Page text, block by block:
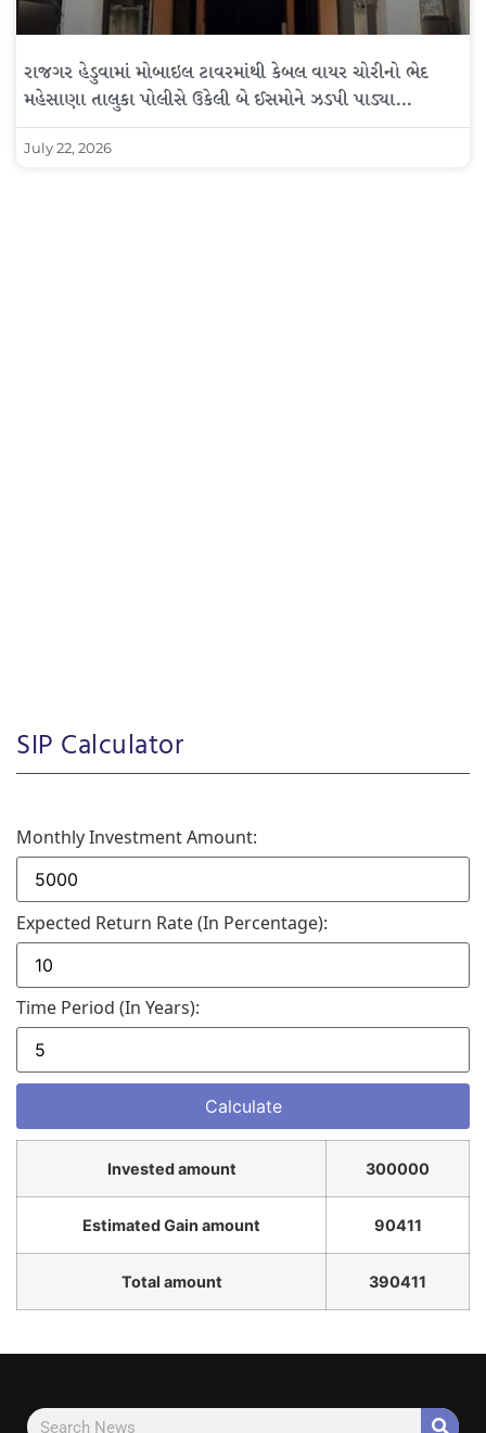
રાજગર હેડુવામાં મોબાઇલ ટાવરમાંથી કેબલ વાયર ચોરીનો ભેદ
મહેસાણા તાલુકા પોલીસે ઉકેલી બે ઈસમોને ઝડપી પાડ્યા…
July 22, 2026
SIP Calculator
Monthly Investment Amount:
Expected Return Rate (in Percentage):
Time Period (in Years):
Invested amount 300000
Estimated Gain amount 90411
Total amount 390411